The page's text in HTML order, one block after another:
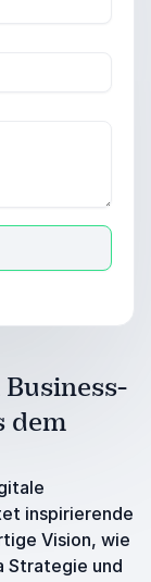
dem
inspirierende
Vision, wie
Strategie und